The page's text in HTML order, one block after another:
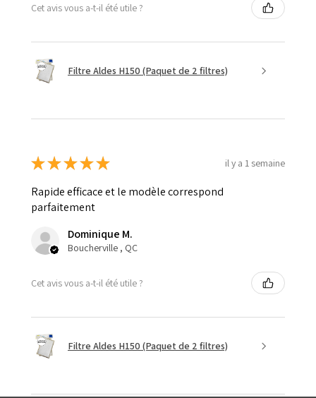
Cet avis vous a-t-il été utile ?
Filtre Aldes H150 (Paquet de 2 filtres)
★★★★★ il y a 1 semaine
Rapide efficace et le modèle correspond
parfaitement
Dominique M.
Boucherville , QC
Cet avis vous a-t-il été utile ?
Filtre Aldes H150 (Paquet de 2 filtres)